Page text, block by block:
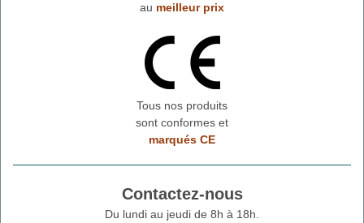
au meilleur prix
Tous nos produits
sont conformes et
marqués CE
Contactez-nous
Du lundi au jeudi de 8h à 18h.